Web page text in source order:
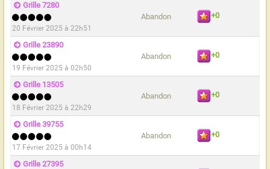
Grille 7280
20 Février 2025 à 22h51
Abandon +0
Grille 23890
19 Février 2025 à 02h50
Abandon +0
Grille 13505
18 Février 2025 à 22h29
Abandon +0
Grille 39755
17 Février 2025 à 00h14
Abandon +0
Grille 27395